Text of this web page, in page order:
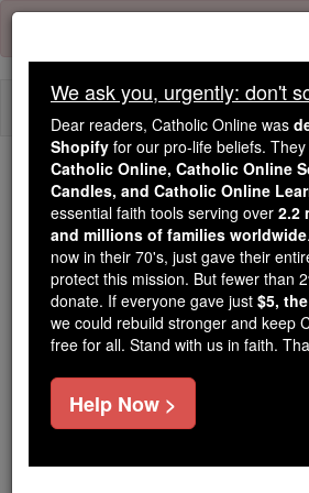
Skip
content
Trending:
Daily Reading for Thursday,
Today's Reading The
Ésaïe -
Ésaïe ⌄ Chapter 14 ⌄
Eternel aura pitié de Jacob, il
We ask you, urgently: don't
Dear readers, Catholic Online was
Shopify for our pro-life beliefs.
Catholic Online, Catholic Online
Candles, and Catholic Online
essential faith tools serving over 2.2
and millions of families worldwide
now in their 70's, just gave their
protect this mission. But fewer than
donate. If everyone gave just $5,
we could rebuild stronger and keep
free for all. Stand with us in faith.
Help Now >